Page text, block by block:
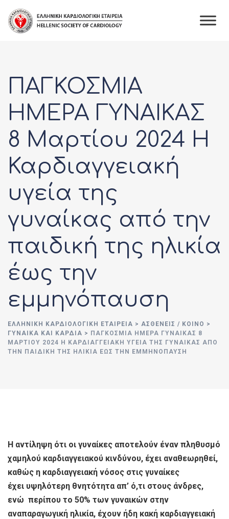
content
ΠΑΓΚΟΣΜΙΑ
ΗΜΕΡΑ ΓΥΝΑΙΚΑΣ
8 Μαρτίου 2024 Η
Καρδιαγγειακή
υγεία της
γυναίκας από την
παιδική της ηλικία
έως την
εμμηνόπαυση
ΕΛΛΗΝΙΚΉ ΚΑΡΔΙΟΛΟΓΙΚΉ ΕΤΑΙΡΕΊΑ > ΑΣΘΕΝΕΊΣ / ΚΟΙΝΌ >
ΓΥΝΑΊΚΑ ΚΑΙ ΚΑΡΔΙΆ > ΠΑΓΚΟΣΜΙΑ ΗΜΕΡΑ ΓΥΝΑΙΚΑΣ 8
ΜΑΡΤΊΟΥ 2024 Η ΚΑΡΔΙΑΓΓΕΙΑΚΉ ΥΓΕΊΑ ΤΗΣ ΓΥΝΑΊΚΑΣ ΑΠΌ
ΤΗΝ ΠΑΙΔΙΚΉ ΤΗΣ ΗΛΙΚΊΑ ΈΩΣ ΤΗΝ ΕΜΜΗΝΌΠΑΥΣΗ
Η αντίληψη ότι οι γυναίκες αποτελούν έναν πληθυσμό
χαμηλού καρδιαγγειακού κινδύνου, έχει αναθεωρηθεί,
καθώς η καρδιαγγειακή νόσος στις γυναίκες
έχει υψηλότερη θνητότητα απ’ ό,τι στους άνδρες,
ενώ περίπου το 50% των γυναικών στην
αναπαραγωγική ηλικία, έχουν ήδη κακή καρδιαγγειακή